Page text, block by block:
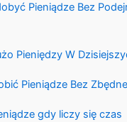
Pieniądze Bez
Pieniędzy W
Pieniądze Bez
gdy liczy się czas